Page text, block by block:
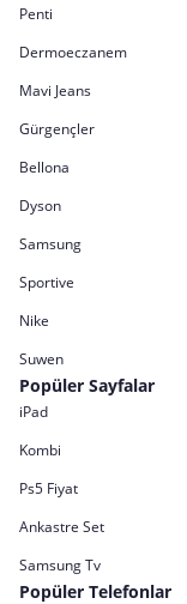
Penti
Dermoeczanem
Mavi Jeans
Gürgençler
Bellona
Dyson
Samsung
Sportive
Nike
Suwen
Popüler Sayfalar
iPad
Kombi
Ps5 Fiyat
Ankastre Set
Samsung Tv
Popüler Telefonlar